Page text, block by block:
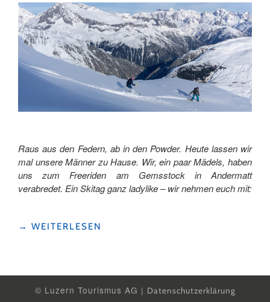
Raus aus den Federn, ab in den Powder. Heute lassen wir
mal unsere Männer zu Hause. Wir, ein paar Mädels, haben
uns zum Freeriden am Gemsstock in Andermatt
verabredet. Ein Skitag ganz ladylike – wir nehmen euch mit:
"FREERIDEN
COULOIRS
UND
→ WEITERLESEN
© Luzern Tourismus AG | Datenschutzerklärung